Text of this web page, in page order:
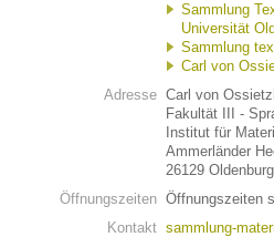
Sammlung
Universität
Sammlung
Carl von
Adresse Carl von
Fakultät III -
Institut für
Ammerländer
26129 Oldenburg
Öffnungszeiten Öffnungszeiten
Kontakt sammlung-